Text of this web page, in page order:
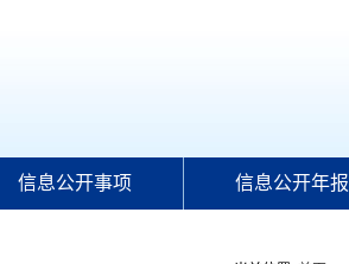
信息公开事项 信息公开年报